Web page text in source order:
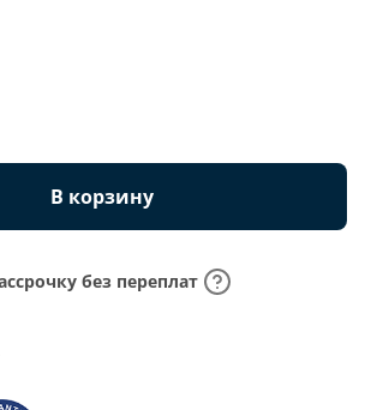
В корзину
без переплат